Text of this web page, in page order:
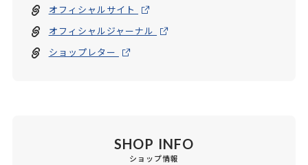
オフィシャルサイト
オフィシャルジャーナル
ショップレター
SHOP INFO
ショップ情報